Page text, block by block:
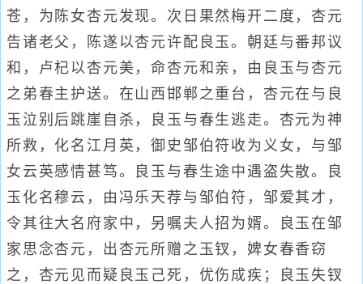
苍，为陈女杏元发现。次日果然梅开二度，杏元
告诸老父，陈遂以杏元许配良玉。朝廷与番邦议
和，卢杞以杏元美，命杏元和亲，由良玉与杏元
之弟春主护送。在山西邯郸之重台，杏元在与良
玉泣别后跳崖自杀，良玉与春生逃走。杏元为神
所救，化名江月英，御史邹伯符收为义女，与邹
女云英感情甚笃。良玉与春生途中遇盗失散。良
玉化名穆云，由冯乐天荐与邹伯符，邹爱其才，
令其往大名府家中，另嘱夫人招为婿。良玉在邹
家思念杏元，出杏元所赠之玉钗，婢女春香窃
之，杏元见而疑良玉己死，优伤成疾；良玉失钗